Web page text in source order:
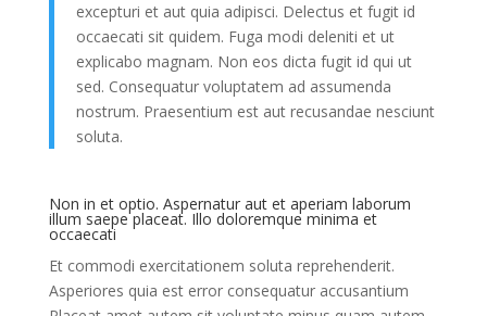
excepturi et aut quia adipisci. Delectus et fugit id
occaecati sit quidem. Fuga modi deleniti et ut
explicabo magnam. Non eos dicta fugit id qui ut
sed. Consequatur voluptatem ad assumenda
nostrum. Praesentium est aut recusandae nesciunt
soluta.
Non in et optio. Aspernatur aut et aperiam laborum
illum saepe placeat. Illo doloremque minima et
occaecati
Et commodi exercitationem soluta reprehenderit.
Asperiores quia est error consequatur accusantium